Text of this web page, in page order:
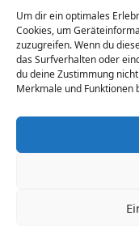
Um dir ein optimales
Cookies, um
zuzugreifen. Wenn du
das Surfverhalten oder
du deine Zustimmung
Merkmale und
Eigentumswohnungen.
Engagiert kümmern
Lernen Sie uns